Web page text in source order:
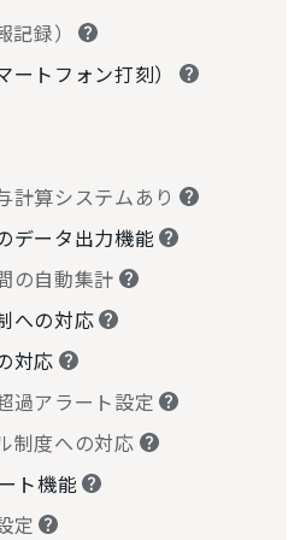
録）
トフォン打刻）
計算システムあり
データ出力機能
の自動集計
への対応
対応
過アラート設定
制度への対応
ト機能
定